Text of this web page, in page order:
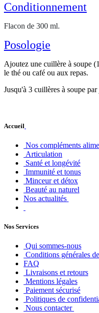
Conditionnement
Flacon de 300 ml.
Posologie
Ajoutez une cuillère à soupe
le thé ou café ou aux repas.
Jusqu'à 3 cuillères à soupe par
Accueil
Nos compléments
Articulation
Santé et longévité
Immunité et tonus
Minceur et détox
Beauté au naturel
Nos actualités
Nos Services
Qui sommes-nous
Conditions générales
FAQ
Livraisons et retours
Mentions légales
Paiement sécurisé
Politiques de
Nous contacter